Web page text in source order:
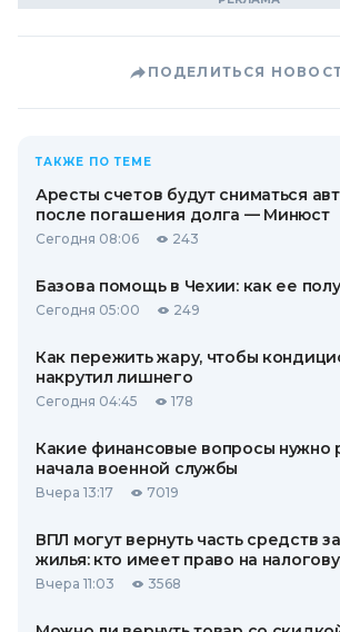
ПОДЕЛИТЬСЯ
ТАКЖЕ ПО ТЕМЕ
Аресты счетов будут сниматься
после погашения долга — Минюст
Сегодня 08:06 243
Базова помощь в Чехии: как ее
Сегодня 05:00 249
Как пережить жару, чтобы
накрутил лишнего
Сегодня 04:45 178
Какие финансовые вопросы нужно
начала военной службы
Вчера 13:17 7019
ВПЛ могут вернуть часть средств
жилья: кто имеет право на
Вчера 11:03 3568